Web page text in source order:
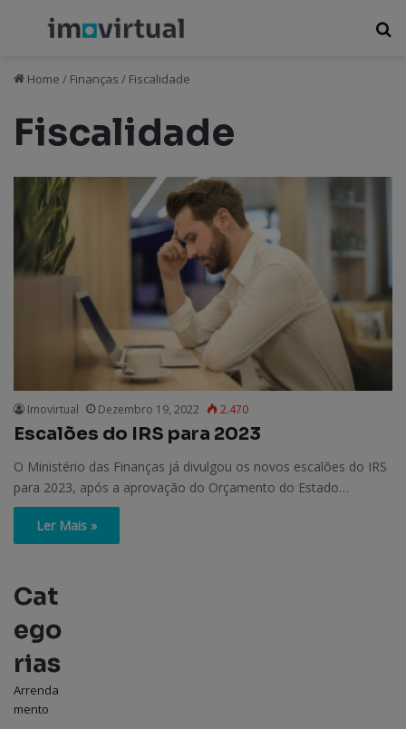
Menu
Home / Finanças / Fiscalidade
Fiscalidade
Imovirtual Dezembro 19, 2022 2.470
Escalões do IRS para 2023
O Ministério das Finanças já divulgou os novos escalões do IRS
para 2023, após a aprovação do Orçamento do Estado…
Ler Mais »
Cat
ego
rias
Arrenda
mento